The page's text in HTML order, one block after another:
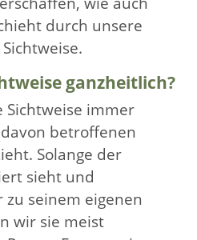
durch unsere
ganzheitlich?
Sichtweise immer
betroffenen
Solange der
sieht und
seinem eigenen
wir sie meist